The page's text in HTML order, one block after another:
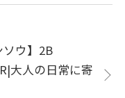
ソウ】2B
大人の日常に寄